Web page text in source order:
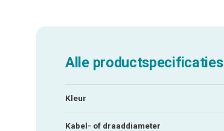
Alle productspecificaties
Kleur
Kabel- of draaddiameter